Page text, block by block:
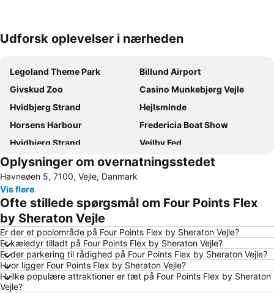
Udvid kort
Udforsk oplevelser i nærheden
Legoland Theme Park
Billund Airport
Givskud Zoo
Casino Munkebjerg Vejle
Hvidbjerg Strand
Hejlsminde
Horsens Harbour
Fredericia Boat Show
Hvidbjerg Strand
Vejlby Fed
Grønninghoved Nord
Binderup
Fast and Furious Car Show
Hejnsvig Kirke
Strandparken Skaerbaek
Textiles & Fabrics Expo
Oplysninger om overnatningsstedet
Havneøen 5, 7100, Vejle, Danmark
Vis flere
Ofte stillede spørgsmål om Four Points Flex
by Sheraton Vejle
Er der et poolområde på Four Points Flex by Sheraton Vejle?
Er kæledyr tilladt på Four Points Flex by Sheraton Vejle?
Er der parkering til rådighed på Four Points Flex by Sheraton Vejle?
Hvor ligger Four Points Flex by Sheraton Vejle?
Hvilke populære attraktioner er tæt på Four Points Flex by Sheraton
Vejle?